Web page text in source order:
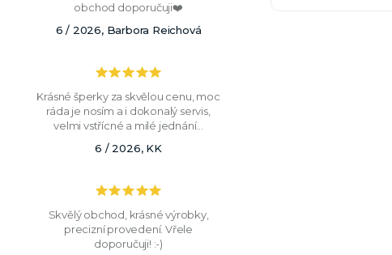
obchod doporučuji❤️
6 / 2026, Barbora Reichová
Krásné šperky za skvělou cenu, moc
ráda je nosím a i dokonalý servis,
velmi vstřícné a milé jednání...
6 / 2026, KK
Skvělý obchod, krásné výrobky,
precizní provedení. Vřele
doporučuji! :-)